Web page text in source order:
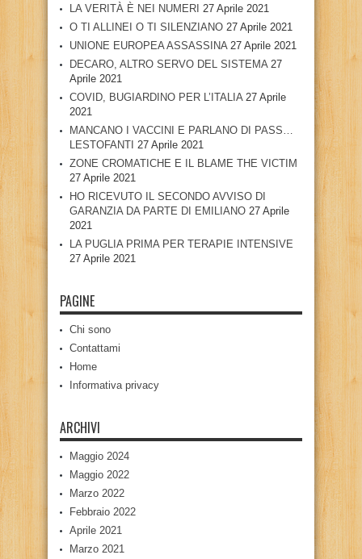
LA VERITÀ È NEI NUMERI 27 Aprile 2021
O TI ALLINEI O TI SILENZIANO 27 Aprile 2021
UNIONE EUROPEA ASSASSINA 27 Aprile 2021
DECARO, ALTRO SERVO DEL SISTEMA 27
Aprile 2021
COVID, BUGIARDINO PER L’ITALIA 27 Aprile
2021
MANCANO I VACCINI E PARLANO DI PASS…
LESTOFANTI 27 Aprile 2021
ZONE CROMATICHE E IL BLAME THE VICTIM
27 Aprile 2021
HO RICEVUTO IL SECONDO AVVISO DI
GARANZIA DA PARTE DI EMILIANO 27 Aprile
2021
LA PUGLIA PRIMA PER TERAPIE INTENSIVE
27 Aprile 2021
PAGINE
Chi sono
Contattami
Home
Informativa privacy
ARCHIVI
Maggio 2024
Maggio 2022
Marzo 2022
Febbraio 2022
Aprile 2021
Marzo 2021